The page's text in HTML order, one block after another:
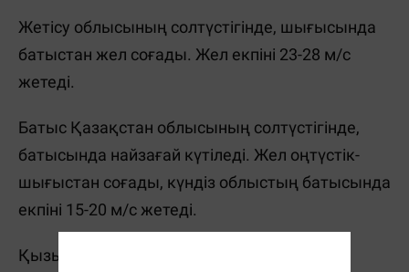
Жетісу облысының солтүстігінде, шығысында
батыстан жел соғады. Жел екпіні 23-28 м/с
жетеді.
Батыс Қазақстан облысының солтүстігінде,
батысында найзағай күтіледі. Жел оңтүстік-
шығыстан соғады, күндіз облыстың батысында
екпіні 15-20 м/с жетеді.
Қызылорда облысында төтенше өрт қаупі